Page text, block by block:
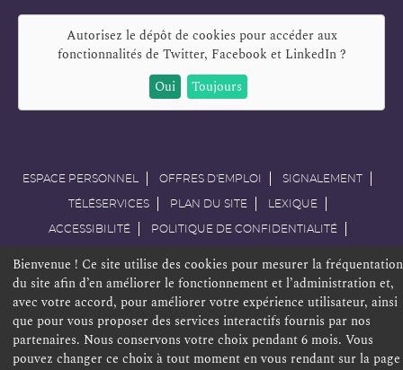
Autorisez le dépôt de cookies pour accéder aux
fonctionnalités de Twitter, Facebook et LinkedIn?
Oui
Toujours
ESPACE PERSONNEL OFFRES D'EMPLOI SIGNALEMENT
TÉLÉSERVICES PLAN DU SITE LEXIQUE
ACCESSIBILITÉ POLITIQUE DE CONFIDENTIALITÉ
Bienvenue ! Ce site utilise des cookies pour mesurer la fréquentation
du site afin d’en améliorer le fonctionnement et l’administration et,
avec votre accord, pour améliorer votre expérience utilisateur, ainsi
que pour vous proposer des services interactifs fournis par nos
partenaires. Nous conservons votre choix pendant 6 mois. Vous
pouvez changer ce choix à tout moment en vous rendant sur la page